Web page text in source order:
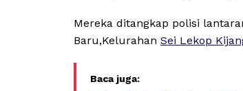
Mereka ditangkap polisi
Baru,Kelurahan Sei Lekop